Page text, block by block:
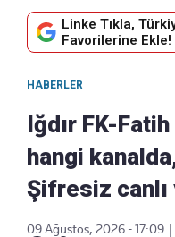
Linke Tıkla,
Favorilerine Ekle!
HABERLER
Iğdır FK-
hangi
Şifresiz canlı
09 Ağustos, 2026 - 17:09